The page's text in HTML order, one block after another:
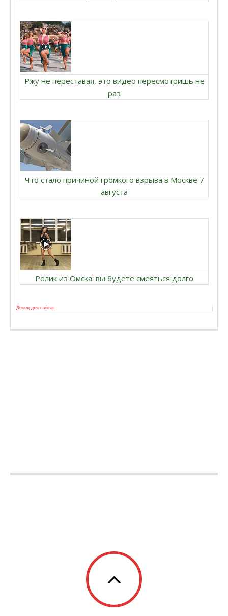
Ржу не переставая, это видео пересмотришь не
раз
Что стало причиной громкого взрыва в Москве 7
августа
Ролик из Омска: вы будете смеяться долго
Доход для сайтов